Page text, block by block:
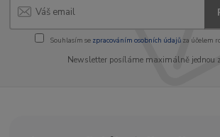
Souhlasím se zpracováním osobních údajůza účelem
Newsletter posíláme maximálně jednou